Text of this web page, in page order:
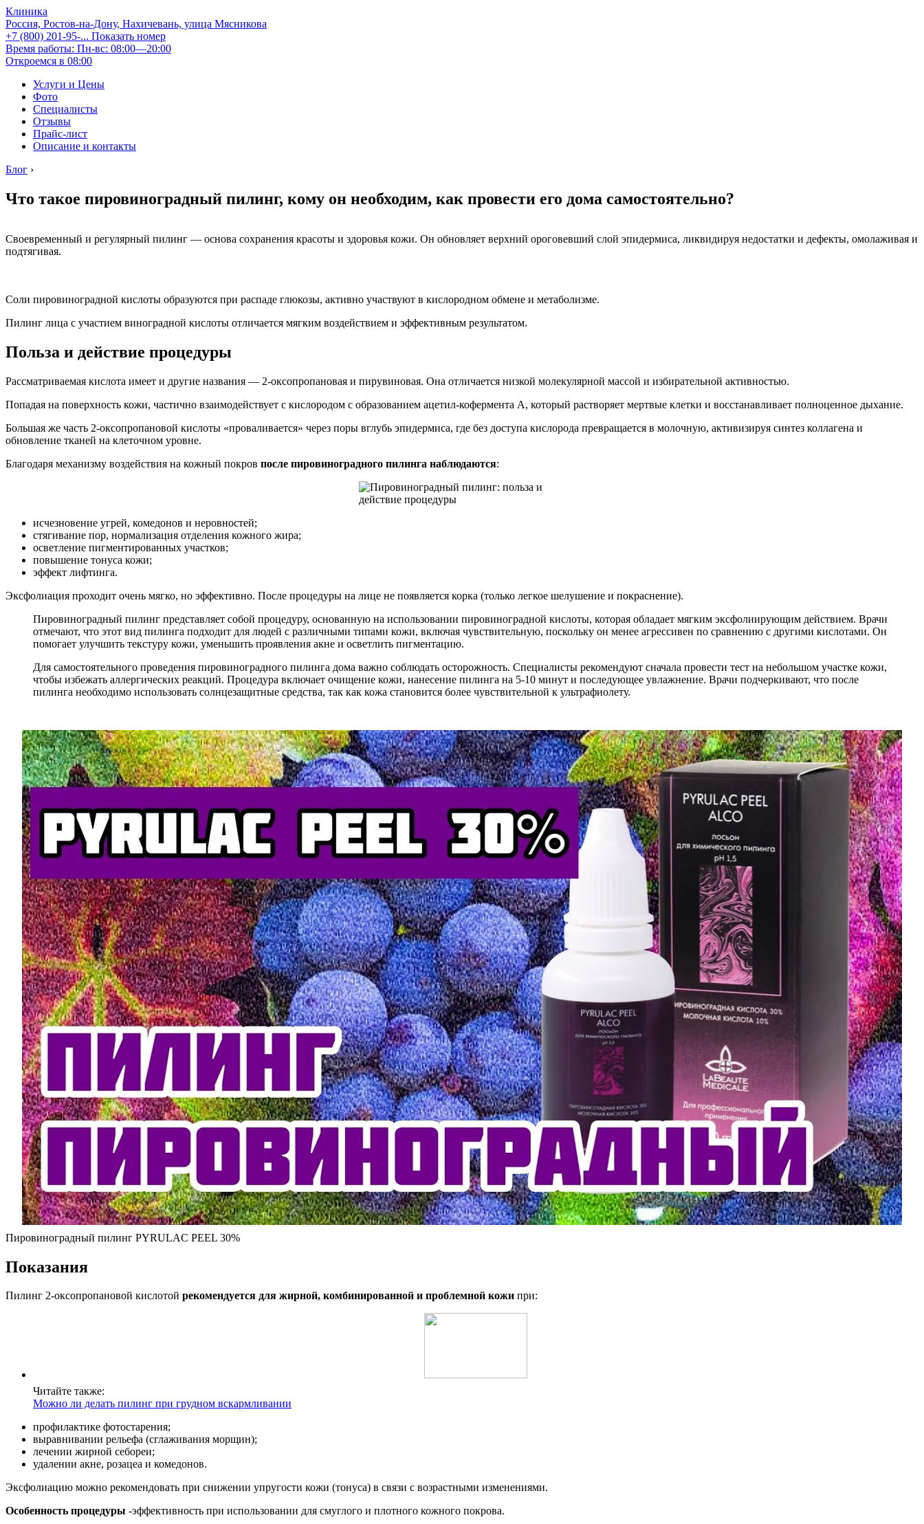
Клиника
Россия, Ростов-на-Дону, Нахичевань, улица Мясникова
+7 (800) 201-95-... Показать номер
Время работы: Пн-вс: 08:00—20:00
Откроемся в 08:00
Услуги и Цены
Фото
Специалисты
Отзывы
Прайс-лист
Описание и контакты
Блог ›
Что такое пировиноградный пилинг, кому он необходим, как провести его дома самостоятельно?
Своевременный и регулярный пилинг — основа сохранения красоты и здоровья кожи. Он обновляет верхний ороговевший слой эпидермиса, ликвидируя недостатки и дефекты, омолаживая и
подтягивая.
Соли пировиноградной кислоты образуются при распаде глюкозы, активно участвуют в кислородном обмене и метаболизме.
Пилинг лица с участием виноградной кислоты отличается мягким воздействием и эффективным результатом.
Польза и действие процедуры
Рассматриваемая кислота имеет и другие названия — 2-оксопропановая и пирувиновая. Она отличается низкой молекулярной массой и избирательной активностью.
Попадая на поверхность кожи, частично взаимодействует с кислородом с образованием ацетил-кофермента A, который растворяет мертвые клетки и восстанавливает полноценное дыхание.
Большая же часть 2-оксопропановой кислоты «проваливается» через поры вглубь эпидермиса, где без доступа кислорода превращается в молочную, активизируя синтез коллагена и
обновление тканей на клеточном уровне.
Благодаря механизму воздействия на кожный покров после пировиноградного пилинга наблюдаются:
исчезновение угрей, комедонов и неровностей;
стягивание пор, нормализация отделения кожного жира;
осветление пигментированных участков;
повышение тонуса кожи;
эффект лифтинга.
Эксфолиация проходит очень мягко, но эффективно. После процедуры на лице не появляется корка (только легкое шелушение и покраснение).
Пировиноградный пилинг представляет собой процедуру, основанную на использовании пировиноградной кислоты, которая обладает мягким эксфолиирующим действием. Врачи
отмечают, что этот вид пилинга подходит для людей с различными типами кожи, включая чувствительную, поскольку он менее агрессивен по сравнению с другими кислотами. Он
помогает улучшить текстуру кожи, уменьшить проявления акне и осветлить пигментацию.
Для самостоятельного проведения пировиноградного пилинга дома важно соблюдать осторожность. Специалисты рекомендуют сначала провести тест на небольшом участке кожи,
чтобы избежать аллергических реакций. Процедура включает очищение кожи, нанесение пилинга на 5-10 минут и последующее увлажнение. Врачи подчеркивают, что после
пилинга необходимо использовать солнцезащитные средства, так как кожа становится более чувствительной к ультрафиолету.
Пировиноградный пилинг PYRULAC PEEL 30%
Показания
Пилинг 2-оксопропановой кислотой рекомендуется для жирной, комбинированной и проблемной кожи при:
Читайте также:
Можно ли делать пилинг при грудном вскармливании
профилактике фотостарения;
выравнивании рельефа (сглаживания морщин);
лечении жирной себореи;
удалении акне, розацеа и комедонов.
Эксфолиацию можно рекомендовать при снижении упругости кожи (тонуса) в связи с возрастными изменениями.
Особенность процедуры -эффективность при использовании для смуглого и плотного кожного покрова.